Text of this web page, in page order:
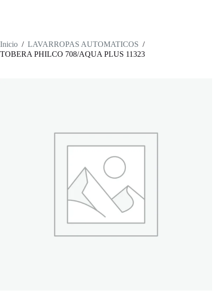
Inicio / LAVARROPAS AUTOMATICOS /
TOBERA PHILCO 708/AQUA PLUS 11323